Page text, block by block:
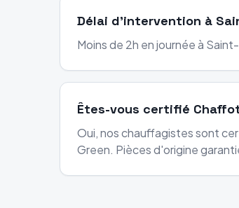
Délai d'intervention à
Moins de 2h en journée à
Êtes-vous certifié
Oui, nos chauffagistes sont
Green. Pièces d'origine